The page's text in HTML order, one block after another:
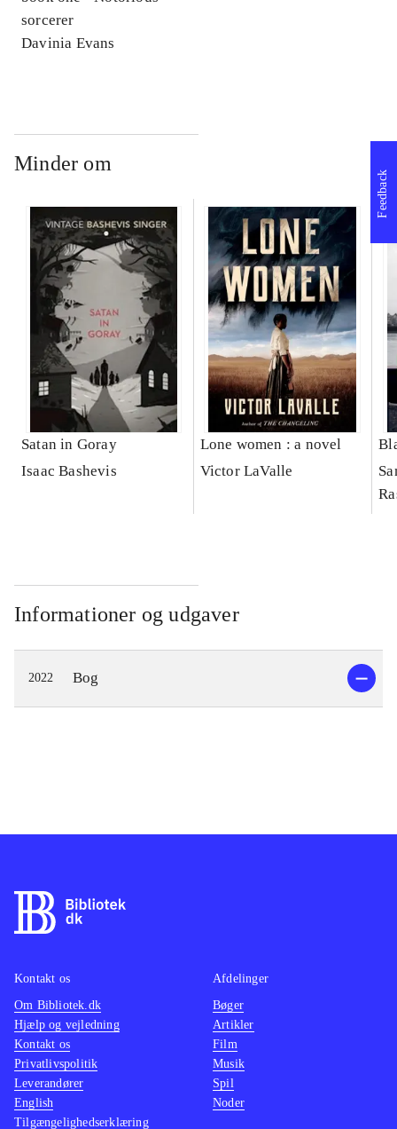
sorcerer
Davinia Evans
Minder om
Satan in Goray
Isaac Bashevis
Lone women : a novel
Victor LaValle
Informationer og udgaver
2022 Bog
Feedback
Kontakt os
Om Bibliotek.dk
Hjælp og vejledning
Kontakt os
Privatlivspolitik
Leverandører
English
Tilgængelighedserklæring
Afdelinger
Bøger
Artikler
Film
Musik
Spil
Noder